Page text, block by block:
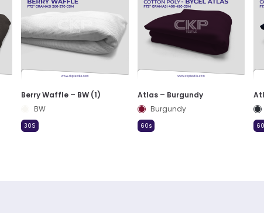
Berry Waffle – BW (1)
BW
30S
Atlas – Burgundy
Burgundy
60s